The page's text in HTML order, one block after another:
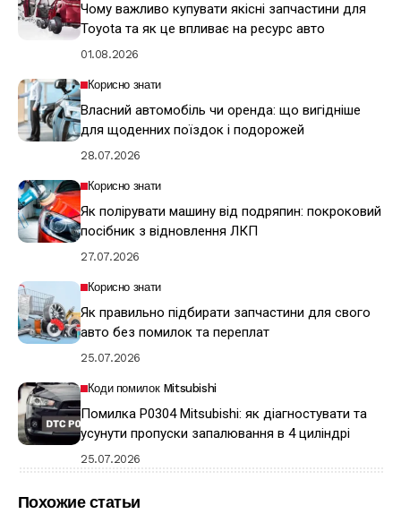
Чому важливо купувати якісні запчастини для
Toyota та як це впливає на ресурс авто
01.08.2026
Корисно знати
Власний автомобіль чи оренда: що вигідніше
для щоденних поїздок і подорожей
28.07.2026
Корисно знати
Як полірувати машину від подряпин: покроковий
посібник з відновлення ЛКП
27.07.2026
Корисно знати
Як правильно підбирати запчастини для свого
авто без помилок та переплат
25.07.2026
Коди помилок Mitsubishi
Помилка P0304 Mitsubishi: як діагностувати та
усунути пропуски запалювання в 4 циліндрі
25.07.2026
Похожие статьи